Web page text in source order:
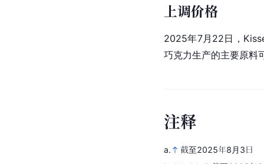
上调价格
2025年7月22日，
巧克力生产的主要原料
注释
a.
截至2025年8月3日